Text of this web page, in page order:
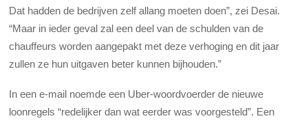
Dat hadden de bedrijven zelf allang moeten doen”, zei Desai.
“Maar in ieder geval zal een deel van de schulden van de
chauffeurs worden aangepakt met deze verhoging en dit jaar
zullen ze hun uitgaven beter kunnen bijhouden.”
In een e-mail noemde een Uber-woordvoerder de nieuwe
loonregels “redelijker dan wat eerder was voorgesteld”. Een